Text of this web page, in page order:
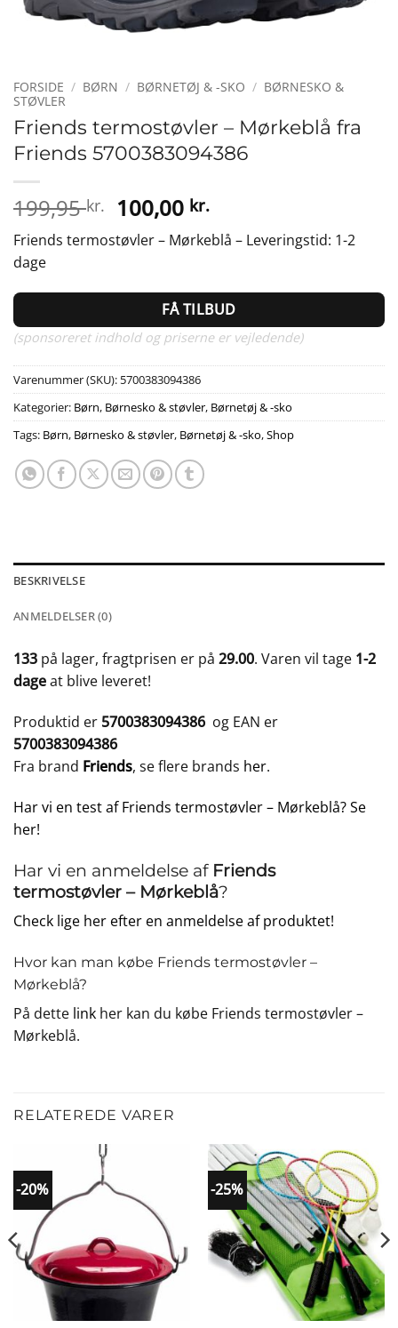
FORSIDE / BØRN / BØRNETØJ & -SKO / BØRNESKO &
STØVLER
Friends termostøvler – Mørkeblå fra
Friends 5700383094386
199,95kr. Den
oprindelige
pris
199,95 kr..
100,00 kr.Den
aktuelle
pris
100,00 kr..
Friends termostøvler – Mørkeblå – Leveringstid: 1-2
dage
FÅ TILBUD
(sponsoreret indhold og priserne er vejledende)
Varenummer (SKU): 5700383094386
Kategorier: Børn, Børnesko & støvler, Børnetøj & -sko
Tags: Børn, Børnesko & støvler, Børnetøj & -sko,Shop
BESKRIVELSE
ANMELDELSER (0)
133 på lager, fragtprisen er på 29.00. Varen vil tage 1-2
dageat blive leveret!
Produktid er 5700383094386 og EAN er
5700383094386
Fra brand Friends, se flere brands her.
Har vi en test af Friends termostøvler – Mørkeblå? Se
her!
Har vi en anmeldelse af Friends
termostøvler – Mørkeblå?
Check lige her efter en anmeldelse af produktet!
Hvor kan man købe Friends termostøvler –
Mørkeblå?
På dette link her kan du købe Friends termostøvler –
Mørkeblå.
RELATEREDE VARER
-20% -25%